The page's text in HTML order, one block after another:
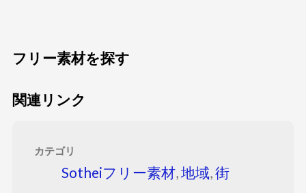
フリー素材を探す
関連リンク
カテゴリ
Sotheiフリー素材,地域,街